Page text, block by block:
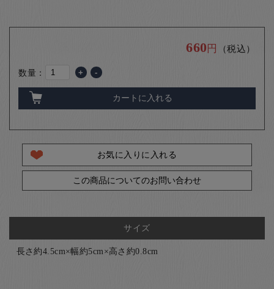
660 円 （税込）
数量： + -
カートに入れる
お気に入りに入れる
この商品についてのお問い合わせ
サイズ
長さ約4.5cm×幅約5cm×高さ約0.8cm